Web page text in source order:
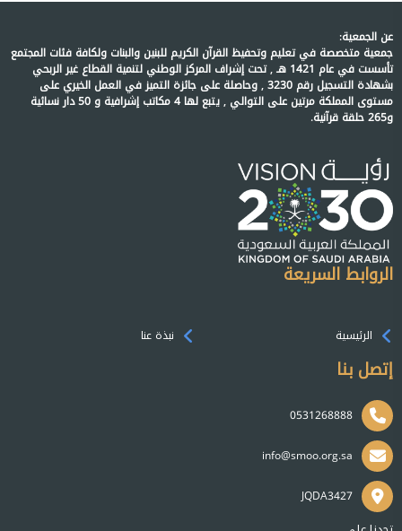
عن الجمعية:
جمعية متخصصة في تعليم وتحفيظ القرآن الكريم للبنين والبنات ولكافة فئات المجتمع
تأسست في عام 1421 هـ , تحت إشراف المركز الوطني لتنمية القطاع غير الربحي
بشهادة التسجيل رقم 3230 , وحاصلة على جائزة التميز في العمل الخيري على
مستوى المملكة مرتين على التوالي , يتبع لها 4 مكاتب إشرافية و 50 دار نسائية
و265 حلقة قرآنية.
الروابط السريعة
الرئيسية نبذة عنا
إتصل بنا
0531268888
info@smoo.org.sa
JQDA3427